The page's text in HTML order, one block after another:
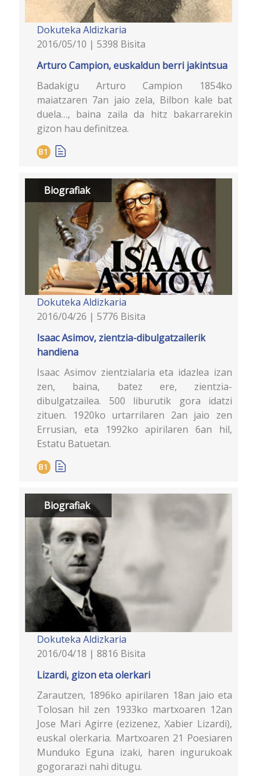
Dokuteka Aldizkaria
2016/05/10 | 5398 Bisita
Arturo Campion, euskaldun berri jakintsua
Badakigu Arturo Campion 1854ko
maiatzaren 7an jaio zela, Bilbon kale bat
duela…, baina zaila da hitz bakarrarekin
gizon hau definitzea.
B1
Biografiak
Dokuteka Aldizkaria
2016/04/26 | 5776 Bisita
Isaac Asimov, zientzia-dibulgatzailerik
handiena
Isaac Asimov zientzialaria eta idazlea izan
zen, baina, batez ere, zientzia-
dibulgatzailea. 500 liburutik gora idatzi
zituen. 1920ko urtarrilaren 2an jaio zen
Errusian, eta 1992ko apirilaren 6an hil,
Estatu Batuetan.
B1
Biografiak
Dokuteka Aldizkaria
2016/04/18 | 8816 Bisita
Lizardi, gizon eta olerkari
Zarautzen, 1896ko apirilaren 18an jaio eta
Tolosan hil zen 1933ko martxoaren 12an
Jose Mari Agirre (ezizenez, Xabier Lizardi),
euskal olerkaria. Martxoaren 21 Poesiaren
Munduko Eguna izaki, haren ingurukoak
gogorarazi nahi ditugu.